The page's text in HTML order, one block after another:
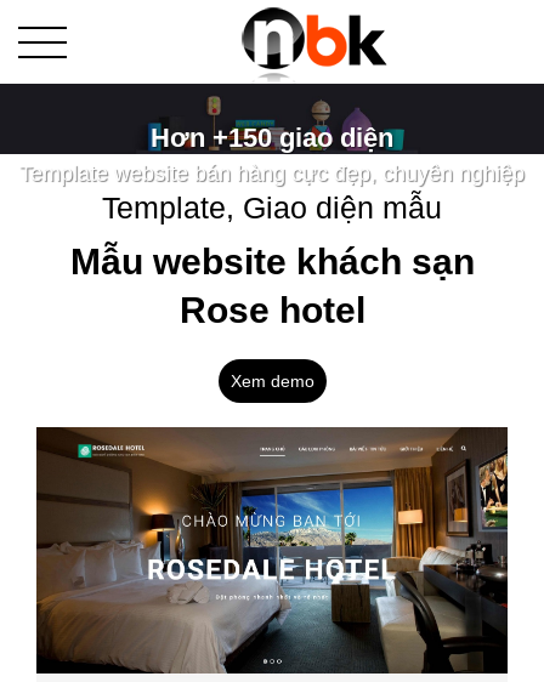
Hơn +150 giao diện
Template website bán hàng cực đẹp, chuyên nghiệp
Template, Giao diện mẫu
Mẫu website khách sạn
Rose hotel
Xem demo